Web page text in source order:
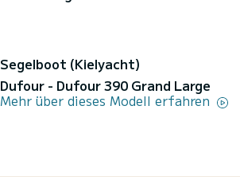
Segelboot (Kielyacht)
Dufour - Dufour 390 Grand Large
Mehr über dieses Modell erfahren